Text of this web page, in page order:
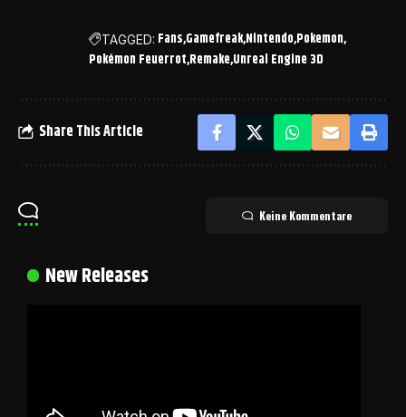
TAGGED: Fans GamefreakNintendo Pokemon
Pokémon Feuerrot Remake Unreal Engine 3D
Share This Article
Keine Kommentare
New Releases